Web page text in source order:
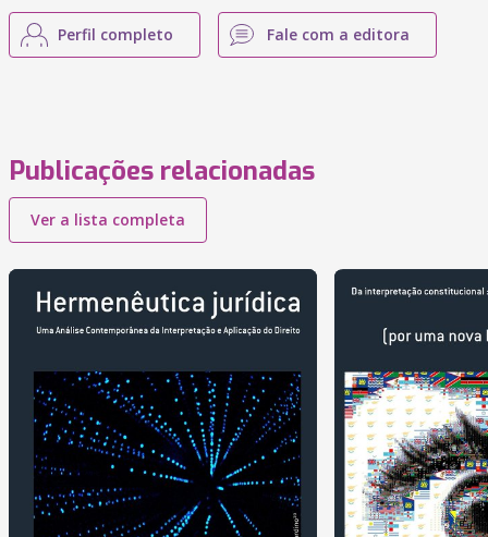
Perfil completo Fale com a editora
Publicações relacionadas
Ver a lista completa